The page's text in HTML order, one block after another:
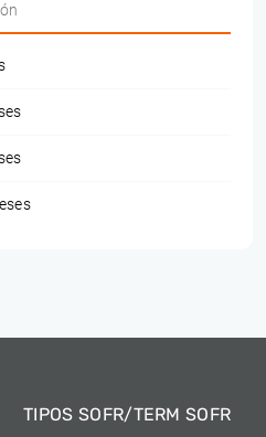
TIPOS SOFR/TERM SOFR